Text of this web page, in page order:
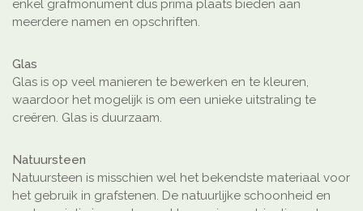
enkel grafmonument dus prima plaats bieden aan
meerdere namen en opschriften.
Glas
Glas is op veel manieren te bewerken en te kleuren,
waardoor het mogelijk is om een unieke uitstraling te
creëren. Glas is duurzaam.
Natuursteen
Natuursteen is misschien wel het bekendste materiaal voor
het gebruik in grafstenen. De natuurlijke schoonheid en